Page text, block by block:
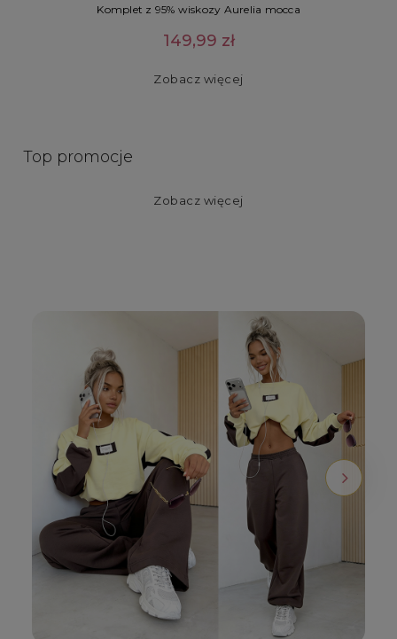
Komplet z 95% wiskozy Aurelia mocca
149,99 zł
Zobacz więcej
Top promocje
Zobacz więcej